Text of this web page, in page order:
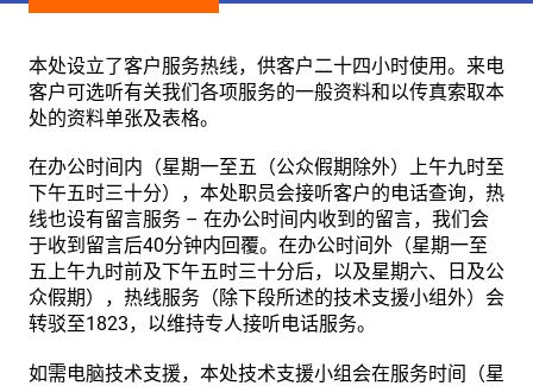
本处设立了客户服务热线，供客户二十四小时使用。来电
客户可选听有关我们各项服务的一般资料和以传真索取本
处的资料单张及表格。
在办公时间内（星期一至五（公众假期除外）上午九时至
下午五时三十分），本处职员会接听客户的电话查询，热
线也设有留言服务 – 在办公时间内收到的留言，我们会
于收到留言后40分钟内回覆。在办公时间外（星期一至
五上午九时前及下午五时三十分后，以及星期六、日及公
众假期），热线服务（除下段所述的技术支援小组外）会
转驳至1823，以维持专人接听电话服务。
如需电脑技术支援，本处技术支援小组会在服务时间（星